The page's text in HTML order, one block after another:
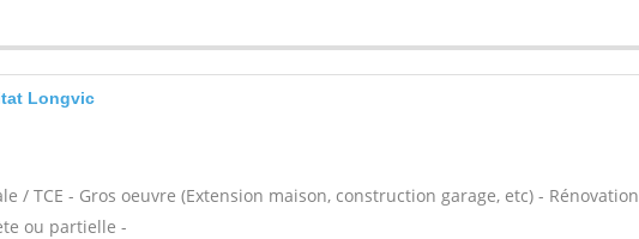
Longvic
/ TCE - Gros oeuvre (Extension maison, construction garage, etc) - Rénovation
ou partielle -